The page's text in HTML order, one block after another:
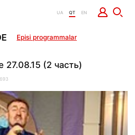
UA QT EN
Episi programmalar
27.08.15 (2 часть)